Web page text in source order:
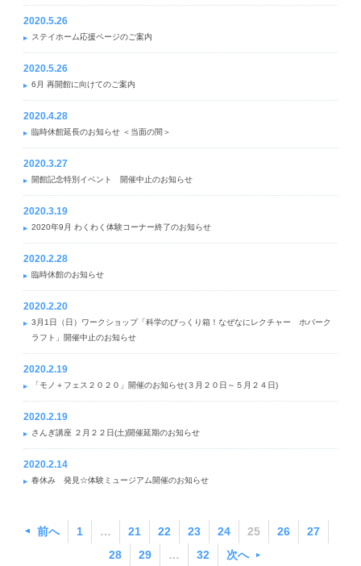
2020.5.26
ステイホーム応援ページのご案内
2020.5.26
6月 再開館に向けてのご案内
2020.4.28
臨時休館延長のお知らせ ＜当面の間＞
2020.3.27
開館記念特別イベント 開催中止のお知らせ
2020.3.19
2020年9月 わくわく体験コーナー終了のお知らせ
2020.2.28
臨時休館のお知らせ
2020.2.20
3月1日（日）ワークショップ「科学のびっくり箱！なぜなにレクチャー ホバーク
ラフト」開催中止のお知らせ
2020.2.19
「モノ＋フェス２０２０」開催のお知らせ(３月２０日～５月２４日)
2020.2.19
さんぎ講座 ２月２２日(土)開催延期のお知らせ
2020.2.14
春休み 発見☆体験ミュージアム開催のお知らせ
前へ 1 … 21 22 23 24 25 26
27
28
29 … 32 次へ